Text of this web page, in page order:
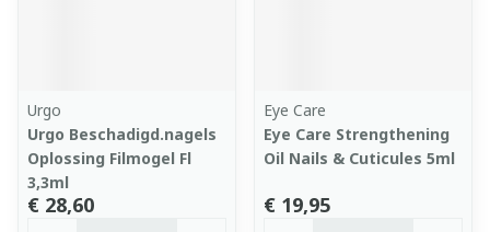
Urgo
Urgo Beschadigd.nagels
Oplossing Filmogel Fl
3,3ml
€ 28,60
Eye Care
Eye Care Strengthening
Oil Nails & Cuticules 5ml
€ 19,95